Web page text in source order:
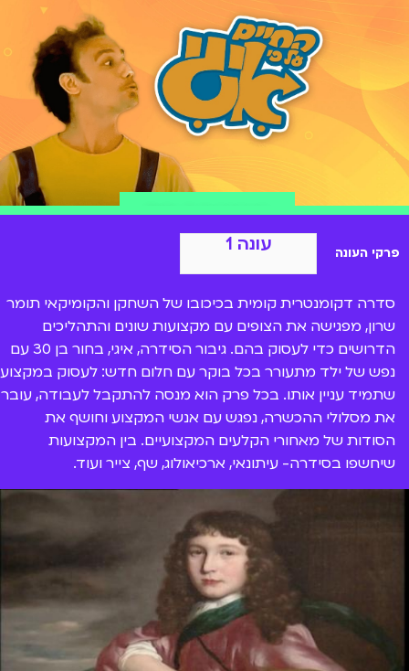
הצטרפות ל-BIGI
פרקי העונה עונה 1
סדרה דקומנטרית קומית בכיכובו של השחקן והקומיקאי תומר
שרון, מפגישה את הצופים עם מקצועות שונים והתהליכים
הדרושים כדי לעסוק בהם. גיבור הסידרה, איגי, בחור בן 30 עם
נפש של ילד מתעורר בכל בוקר עם חלום חדש: לעסוק במקצוע
שתמיד עניין אותו. בכל פרק הוא מנסה להתקבל לעבודה, עובר
את מסלולי ההכשרה, נפגש עם אנשי המקצוע וחושף את
הסודות של מאחורי הקלעים המקצועיים. בין המקצועות
שיחשפו בסידרה- עיתונאי, ארכיאולוג, שף, צייר ועוד.